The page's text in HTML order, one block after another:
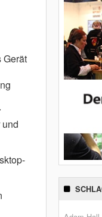
Gerät